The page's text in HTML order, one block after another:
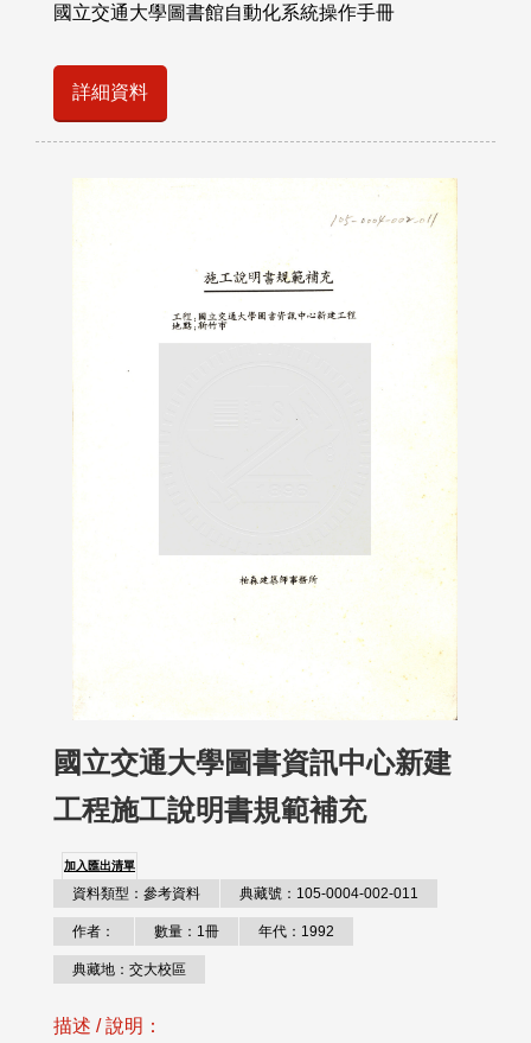
國立交通大學圖書館自動化系統操作手冊
詳細資料
國立交通大學圖書資訊中心新建
工程施工說明書規範補充
加入匯出清單
資料類型：參考資料 典藏號：105-0004-002-011
作者： 數量：1冊 年代：1992
典藏地：交大校區
描述 / 說明：